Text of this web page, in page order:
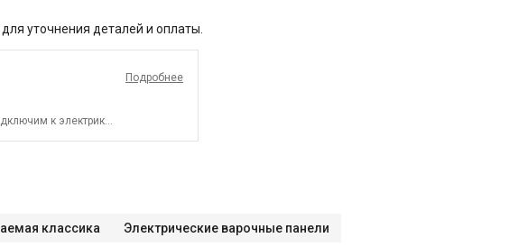
уточнения деталей и оплаты.
Подробнее
к электрике.
классика Электрические варочные панели